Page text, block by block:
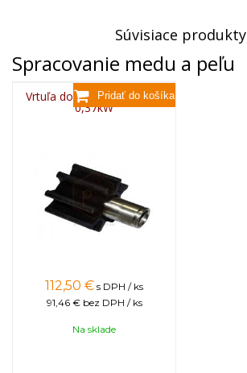
Súvisiace produkty
Spracovanie medu a peľu
Vrtuľa do čerpadla na med
0,37kW
112,50 € s DPH / ks
91,46 € bez DPH / ks
Na sklade